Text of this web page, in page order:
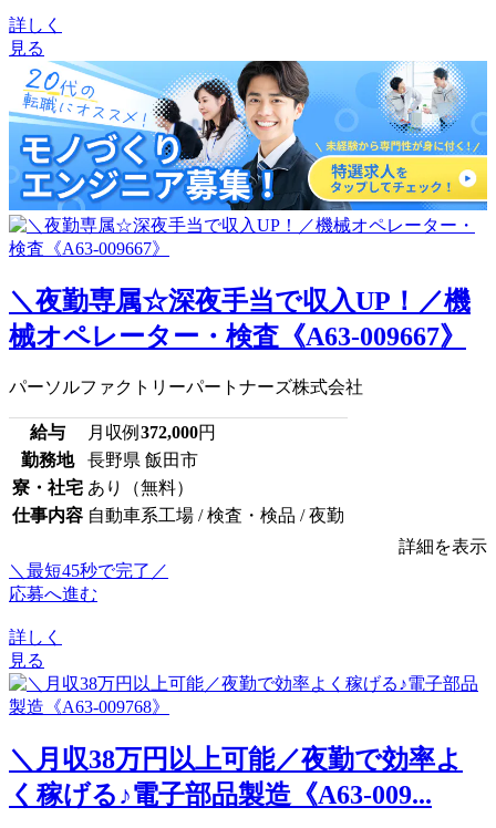
詳しく
見る
＼夜勤専属☆深夜手当で収入UP！／機
械オペレーター・検査《A63-009667》
パーソルファクトリーパートナーズ株式会社
給与 月収例 372,000円
勤務地
長野県 飯田市
寮・社宅 あり（無料）
仕事内容 自動車系工場 / 検査・検品 / 夜勤
詳細を表示
＼最短45秒で完了／
応募へ進む
詳しく
見る
＼月収38万円以上可能／夜勤で効率よ
く稼げる♪電子部品製造《A63-009...